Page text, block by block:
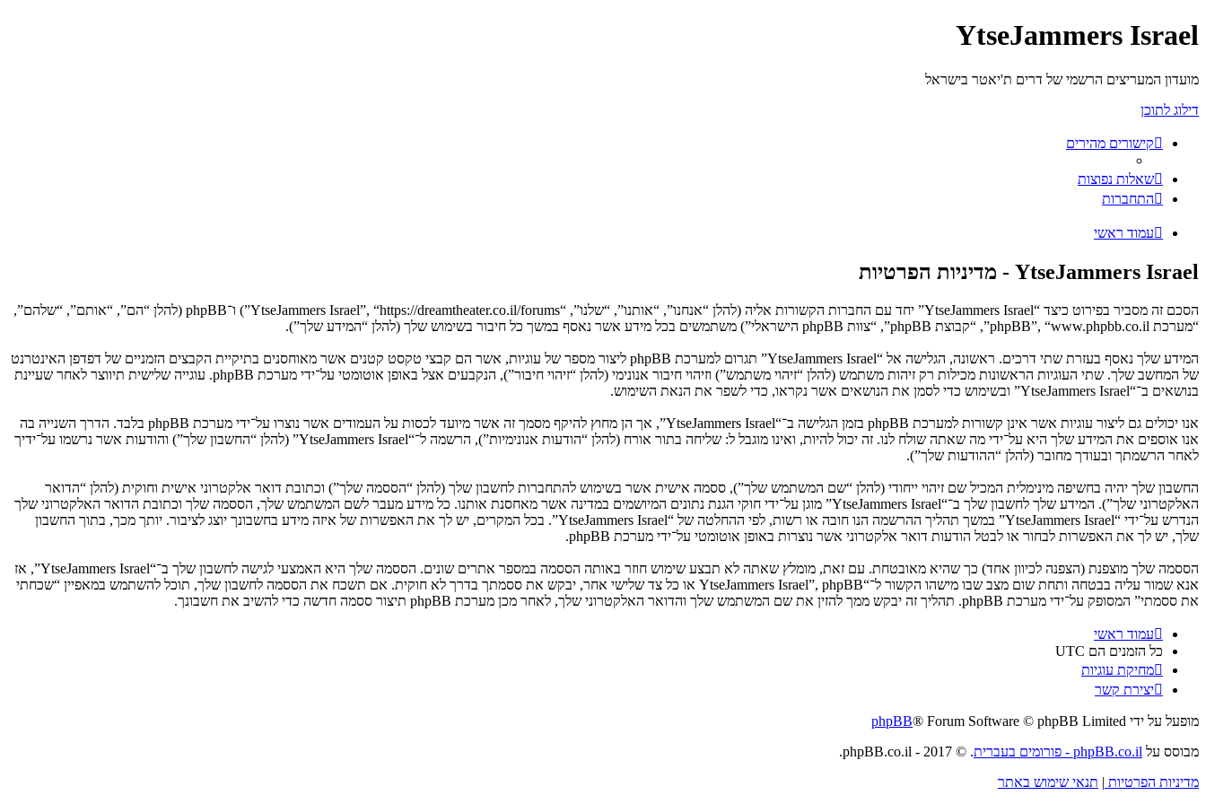
YtseJammers Israel
מועדון המעריצים הרשמי של דרים ת'יאטר בישראל
דילוג לתוכן
קישורים מהירים
שאלות נפוצות
התחברות
עמוד ראשי
YtseJammers Israel - מדיניות הפרטיות
הסכם זה מסביר בפירוט כיצד “YtseJammers Israel” יחד עם החברות הקשורות אליה (להלן “אנחנו”, “אותנו”, “שלנו”, “YtseJammers Israel”, “https://dreamtheater.co.il/forums”) ו־phpBB (להלן “הם”, “אותם”, “שלהם”,
“מערכת phpBB”, “www.phpbb.co.il”, “קבוצת phpBB”, “צוות phpBB הישראלי”) משתמשים בכל מידע אשר נאסף במשך כל חיבור בשימוש שלך (להלן “המידע שלך”).
המידע שלך נאסף בעזרת שתי דרכים. ראשונה, הגלישה אל “YtseJammers Israel” תגרום למערכת phpBB ליצור מספר של עוגיות, אשר הם קבצי טקסט קטנים אשר מאוחסנים בתיקיית הקבצים הזמניים של דפדפן האינטרנט
של המחשב שלך. שתי העוגיות הראשונות מכילות רק זיהות משתמש (להלן “זיהוי משתמש”) וזיהוי חיבור אנונימי (להלן “זיהוי חיבור”), הנקבעים אצל באופן אוטומטי על־ידי מערכת phpBB. עוגייה שלישית תיווצר לאחר שעיינת
בנושאים ב־“YtseJammers Israel” ובשימוש כדי לסמן את הנושאים אשר נקראו, כדי לשפר את הנאת השימוש.
אנו יכולים גם ליצור עוגיות אשר אינן קשורות למערכת phpBB בזמן הגלישה ב־“YtseJammers Israel”, אך הן מחוץ להיקף מסמך זה אשר מיועד לכסות על העמודים אשר נוצרו על־ידי מערכת phpBB בלבד. הדרך השנייה בה
אנו אוספים את המידע שלך היא על־ידי מה שאתה שולח לנו. זה יכול להיות, ואינו מוגבל ל: שליחה בתור אורח (להלן “הודעות אנונימיות”), הרשמה ל־“YtseJammers Israel” (להלן “החשבון שלך”) והודעות אשר נרשמו על־ידיך
לאחר הרשמתך ובעודך מחובר (להלן “ההודעות שלך”).
החשבון שלך יהיה בחשיפה מינימלית המכיל שם זיהוי ייחודי (להלן “שם המשתמש שלך”), ססמה אישית אשר בשימוש להתחברות לחשבון שלך (להלן “הססמה שלך”) וכתובת דואר אלקטרוני אישית וחוקית (להלן “הדואר
האלקטרוני שלך”). המידע שלך לחשבון שלך ב־“YtseJammers Israel” מוגן על־ידי חוקי הגנת נתונים המיושמים במדינה אשר מאחסנת אותנו. כל מידע מעבר לשם המשתמש שלך, הססמה שלך וכתובת הדואר האלקטרוני שלך
הנדרש על־ידי “YtseJammers Israel” במשך תהליך ההרשמה הנו חובה או רשות, לפי ההחלטה של “YtseJammers Israel”. בכל המקרים, יש לך את האפשרות של איזה מידע בחשבונך יוצג לציבור. יותך מכך, בתוך החשבון
שלך, יש לך את האפשרות לבחור או לבטל הודעות דואר אלקטרוני אשר נוצרות באופן אוטומטי על־ידי מערכת phpBB.
הססמה שלך מוצפנת (הצפנה לכיוון אחד) כך שהיא מאובטחת. עם זאת, מומלץ שאתה לא תבצע שימוש חוזר באותה הססמה במספר אתרים שונים. הססמה שלך היא האמצעי לגישה לחשבון שלך ב־“YtseJammers Israel”, אז
אנא שמור עליה בבטחה ותחת שום מצב שבו מישהו הקשור ל־“YtseJammers Israel”, phpBB או כל צד שלישי אחר, יבקש את ססמתך בדרך לא חוקית. אם תשכח את הססמה לחשבון שלך, תוכל להשתמש במאפיין “שכחתי
את ססמתי” המסופק על־ידי מערכת phpBB. תהליך זה יבקש ממך להזין את שם המשתמש שלך והדואר האלקטרוני שלך, לאחר מכן מערכת phpBB תיצור ססמה חדשה כדי להשיב את חשבונך.
עמוד ראשי
כל הזמנים הם UTC
מחיקת עוגיות
יצירת קשר
מופעל על ידי phpBB® Forum Software © phpBB Limited
מבוסס על phpBB.co.il - פורומים בעברית
. © 2017 - phpBB.co.il.
מדיניות הפרטיות | תנאי שימוש באתר